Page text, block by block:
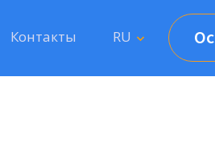
Контакты RU